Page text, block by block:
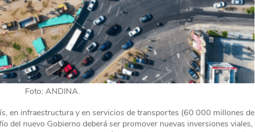
Foto: ANDINA.
en infraestructura y en servicios de transportes (60 000 millones de
del nuevo Gobierno deberá ser promover nuevas inversiones viales,